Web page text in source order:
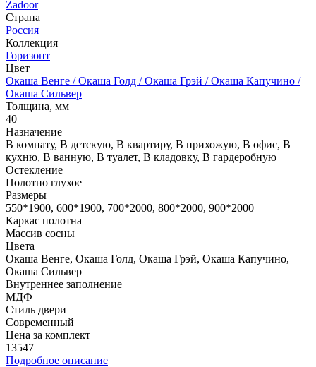
Zadoor
Страна
Россия
Коллекция
Горизонт
Цвет
Окаша Венге / Окаша Голд / Окаша Грэй / Окаша Капучино /
Окаша Сильвер
Толщина, мм
40
Назначение
В комнату, В детскую, В квартиру, В прихожую, В офис, В
кухню, В ванную, В туалет, В кладовку, В гардеробную
Остекление
Полотно глухое
Размеры
550*1900, 600*1900, 700*2000, 800*2000, 900*2000
Каркас полотна
Массив сосны
Цвета
Окаша Венге, Окаша Голд, Окаша Грэй, Окаша Капучино,
Окаша Сильвер
Внутреннее заполнение
МДФ
Стиль двери
Современный
Цена за комплект
13547
Подробное описание